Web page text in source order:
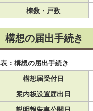
棟数・戸数
構想の届出手続き
表：構想の届出手続き
構想届受付日
案内板設置届出日
説明報告書公開日